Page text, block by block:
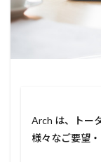
Arch は、トー
様々なご要望